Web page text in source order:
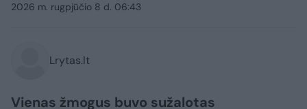
2026 m. rugpjūčio 8 d. 06:43
Lrytas.lt
Vienas žmogus buvo sužalotas